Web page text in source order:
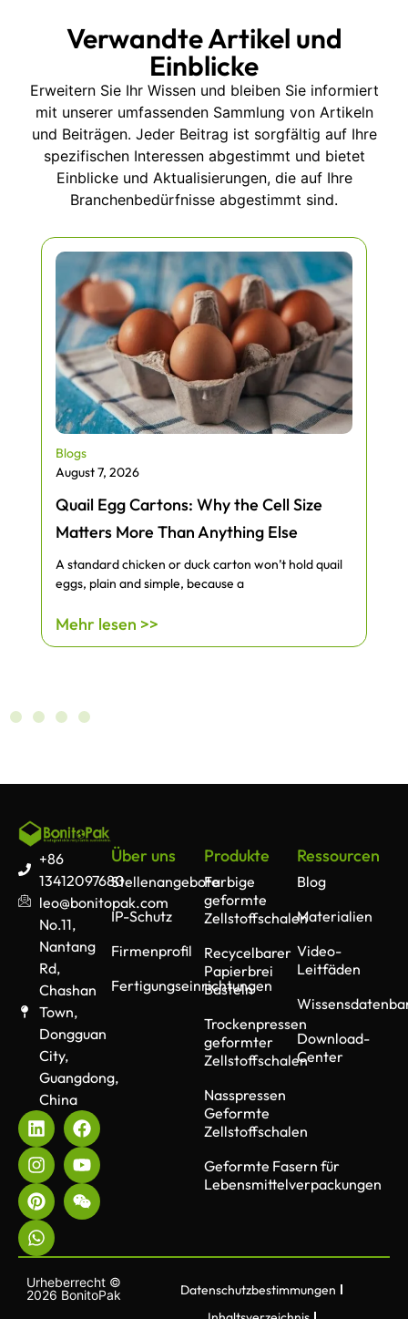
Verwandte Artikel und
Einblicke
Erweitern Sie Ihr Wissen und bleiben Sie informiert
mit unserer umfassenden Sammlung von Artikeln
und Beiträgen. Jeder Beitrag ist sorgfältig auf Ihre
spezifischen Interessen abgestimmt und bietet
Einblicke und Aktualisierungen, die auf Ihre
Branchenbedürfnisse abgestimmt sind.
Blogs
August 7, 2026
Quail Egg Cartons: Why the Cell Size
Matters More Than Anything Else
A standard chicken or duck carton won’t hold quail
eggs, plain and simple, because a
Mehr lesen >>
+86
13412097680
leo@bonitopak.com
No.11,
Nantang
Rd,
Chashan
Town,
Dongguan
City,
Guangdong,
China
Über uns
Stellenangebote
IP-Schutz
Firmenprofil
Fertigungseinrichtungen
Produkte
Farbige
geformte
Zellstoffschalen
Recycelbarer
Papierbrei
Basteln
Trockenpressen
geformter
Zellstoffschalen
Nasspressen
Geformte
Zellstoffschalen
Geformte Fasern für
Lebensmittelverpackungen
Ressourcen
Blog
Materialien
Video-
Leitfäden
Download-
Center
Urheberrecht ©
2026 BonitoPak
Datenschutzbestimmungen